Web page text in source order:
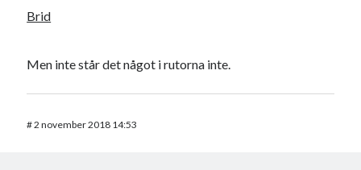
Brid
Men inte står det något i rutorna inte.
#2 november 2018 14:53